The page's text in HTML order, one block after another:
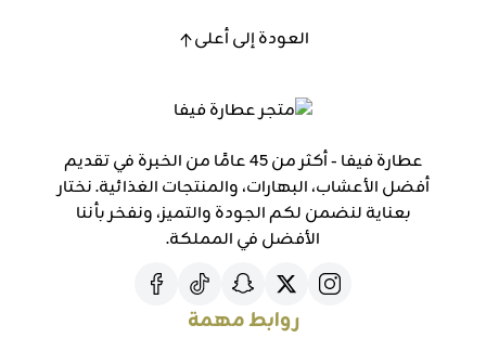
العودة إلى أعلى
عطارة فيفا - أكثر من 45 عامًا من الخبرة في تقديم
أفضل الأعشاب، البهارات، والمنتجات الغذائية. نختار
بعناية لنضمن لكم الجودة والتميز، ونفخر بأننا
الأفضل في المملكة.
روابط مهمة